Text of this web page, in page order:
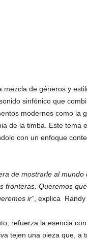
mezcla de géneros y
sinfónico que
modernos como la
de la timba. Este tema
con un enfoque
de mostrarle al
fronteras. Queremos
ir”, explica Randy
refuerza la esencia
tejen una pieza que, a